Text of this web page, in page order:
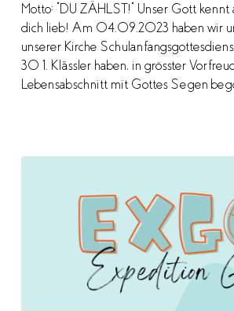
Motto: "DU ZÄHLST!" Unser Gott kennt
dich lieb! Am 04.09.2023 haben wir
unserer Kirche
30 1. Klässler haben, in grösster
Lebensabschnitt mit Gottes Segen